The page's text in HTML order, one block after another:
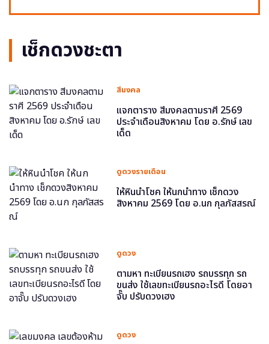
เช็กดวงชะตา
สีมงคล
แจกตาราง สีมงคลตามราศี 2569
ประจำเดือนสิงหาคม โดย อ.รักษ์ เลข
เด็ด
ดูดวงรายเดือน
ให้หินนำโชค ให้นกนำทาง เช็กดวง
สิงหาคม 2569 โดย อ.นก กุลภัสสรณ์
ดูดวง
ตามหา ทะเบียนรถเฮง รถบรรทุก รถ
ขนส่ง ใช้เลขทะเบียนรถอะไรดี โดยอา
จั๊บ ปรับดวงเฮง
ดูดวง